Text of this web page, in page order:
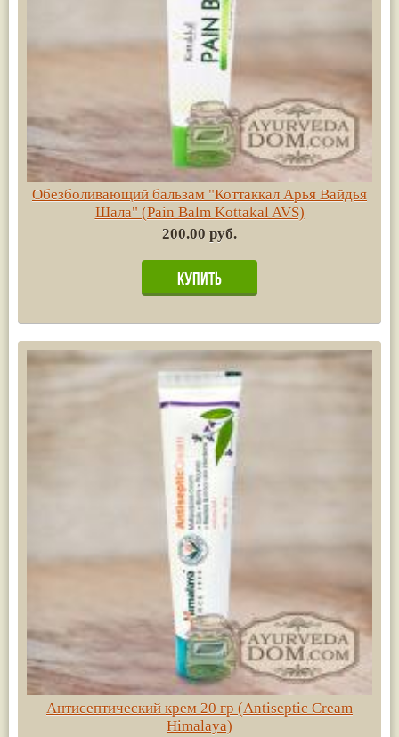
Обезболивающий бальзам "Коттаккал Арья Вайдья
Шала" (Pain Balm Kottakal AVS)
200.00 руб.
Антисептический крем 20 гр (Antiseptic Cream
Himalaya)